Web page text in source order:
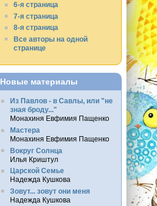
6-я страница
7-я страница
8-я страница
Все авторы на одной
странице
Новые материалы
Из Павлов - в Савлы, или "не
зная броду..."
Монахиня Евфимия Пащенко
Мастера
Монахиня Евфимия Пащенко
Вокруг Солнца
Илья Криштул
Царской Семье
Надежда Кушкова
Зовут... зовут они меня
Надежда Кушкова